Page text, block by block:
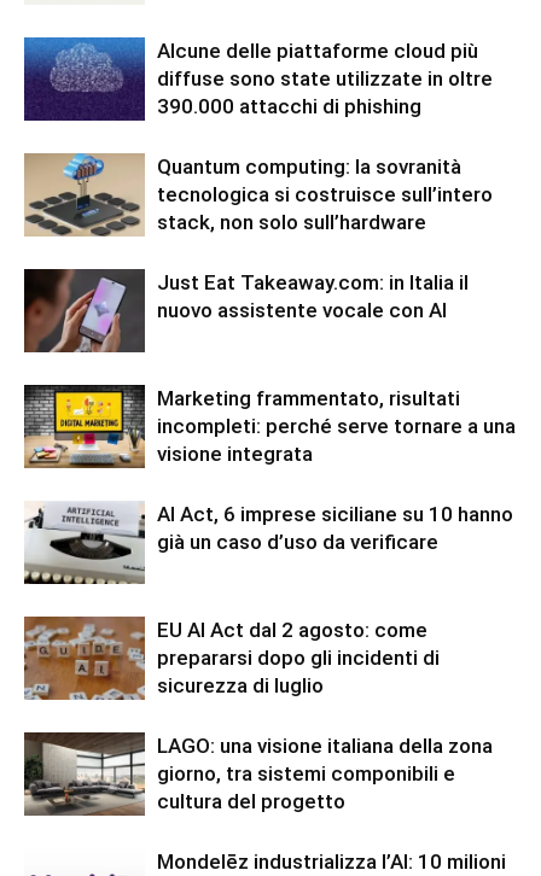
Alcune delle piattaforme cloud più
diffuse sono state utilizzate in oltre
390.000 attacchi di phishing
Quantum computing: la sovranità
tecnologica si costruisce sull’intero
stack, non solo sull’hardware
Just Eat Takeaway.com: in Italia il
nuovo assistente vocale con AI
Marketing frammentato, risultati
incompleti: perché serve tornare a una
visione integrata
AI Act, 6 imprese siciliane su 10 hanno
già un caso d’uso da verificare
EU AI Act dal 2 agosto: come
prepararsi dopo gli incidenti di
sicurezza di luglio
LAGO: una visione italiana della zona
giorno, tra sistemi componibili e
cultura del progetto
Mondelēz industrializza l’AI: 10 milioni